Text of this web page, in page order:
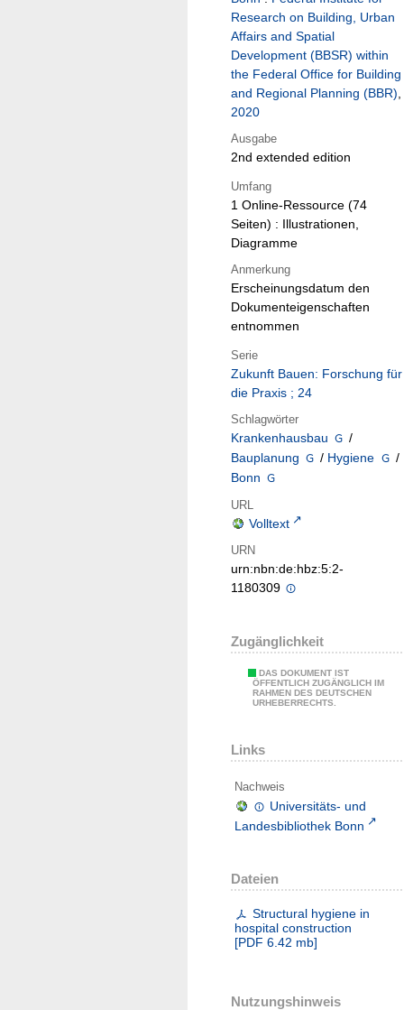
Research on Building, Urban
Affairs and Spatial
Development (BBSR) within
the Federal Office for Building
and Regional Planning (BBR),
2020
Ausgabe
2nd extended edition
Umfang
1 Online-Ressource (74
Seiten) : Illustrationen,
Diagramme
Anmerkung
Erscheinungsdatum den
Dokumenteigenschaften
entnommen
Serie
Zukunft Bauen: Forschung für
die Praxis ; 24
Schlagwörter
Krankenhausbau
/
Bauplanung
/ Hygiene
/
Bonn
URL
Volltext
URN
urn:nbn:de:hbz:5:2-
1180309
Zugänglichkeit
DAS DOKUMENT IST
ÖFFENTLICH ZUGÄNGLICH IM
RAHMEN DES DEUTSCHEN
URHEBERRECHTS.
Links
Nachweis
Universitäts- und
Landesbibliothek Bonn
Dateien
Structural hygiene in
hospital construction
[PDF 6.42 mb]
Nutzungshinweis